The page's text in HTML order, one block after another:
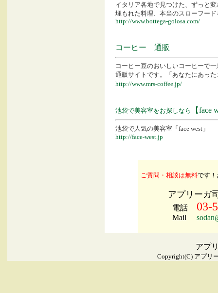
イタリア各地で見つけた、ずっと
埋もれた料理、本当のスローフー
http://www.bottega-golosa.com/
コーヒー 通販
コーヒー豆のおいしいコーヒーで
通販サイトです。「あなたにあっ
http://www.mrs-coffee.jp/
池袋で美容室をお探しなら 【face
池袋で人気の美容室「face west」
http://face-west.jp
ご質問・相談は無料です！
アプリーガ
電話 03-
Mail
アプ
Copyright(C)アプリ